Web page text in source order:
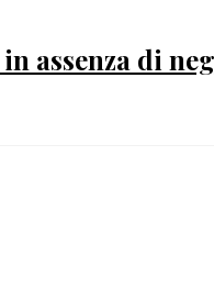
assenza di